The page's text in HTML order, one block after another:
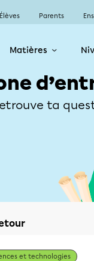
Élèves Parents
Matières
ta
et technologies